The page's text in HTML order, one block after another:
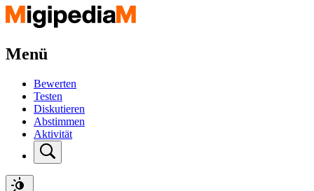
Menü
Bewerten
Testen
Diskutieren
Abstimmen
Aktivität